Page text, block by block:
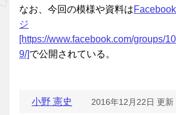
なお、今回の模様や資料は
ジ
[https://www.facebook.com/groups/
9/]で公開されている。
小野 憲史 2016年12月22日 更新